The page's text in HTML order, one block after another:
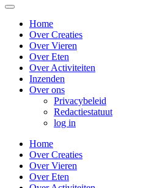
Home
Over Creaties
Over Vieren
Over Eten
Over Activiteiten
Inzenden
Over ons
Privacybeleid
Redactiestatuut
log in
Home
Over Creaties
Over Vieren
Over Eten